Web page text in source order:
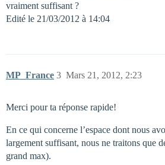
vraiment suffisant ?
Edité le 21/03/2012 à 14:04
MP_France Mars 21, 2012, 2:23
3
Merci pour ta réponse rapide!
En ce qui concerne l’espace dont nous
largement suffisant, nous ne traitons que
grand max).